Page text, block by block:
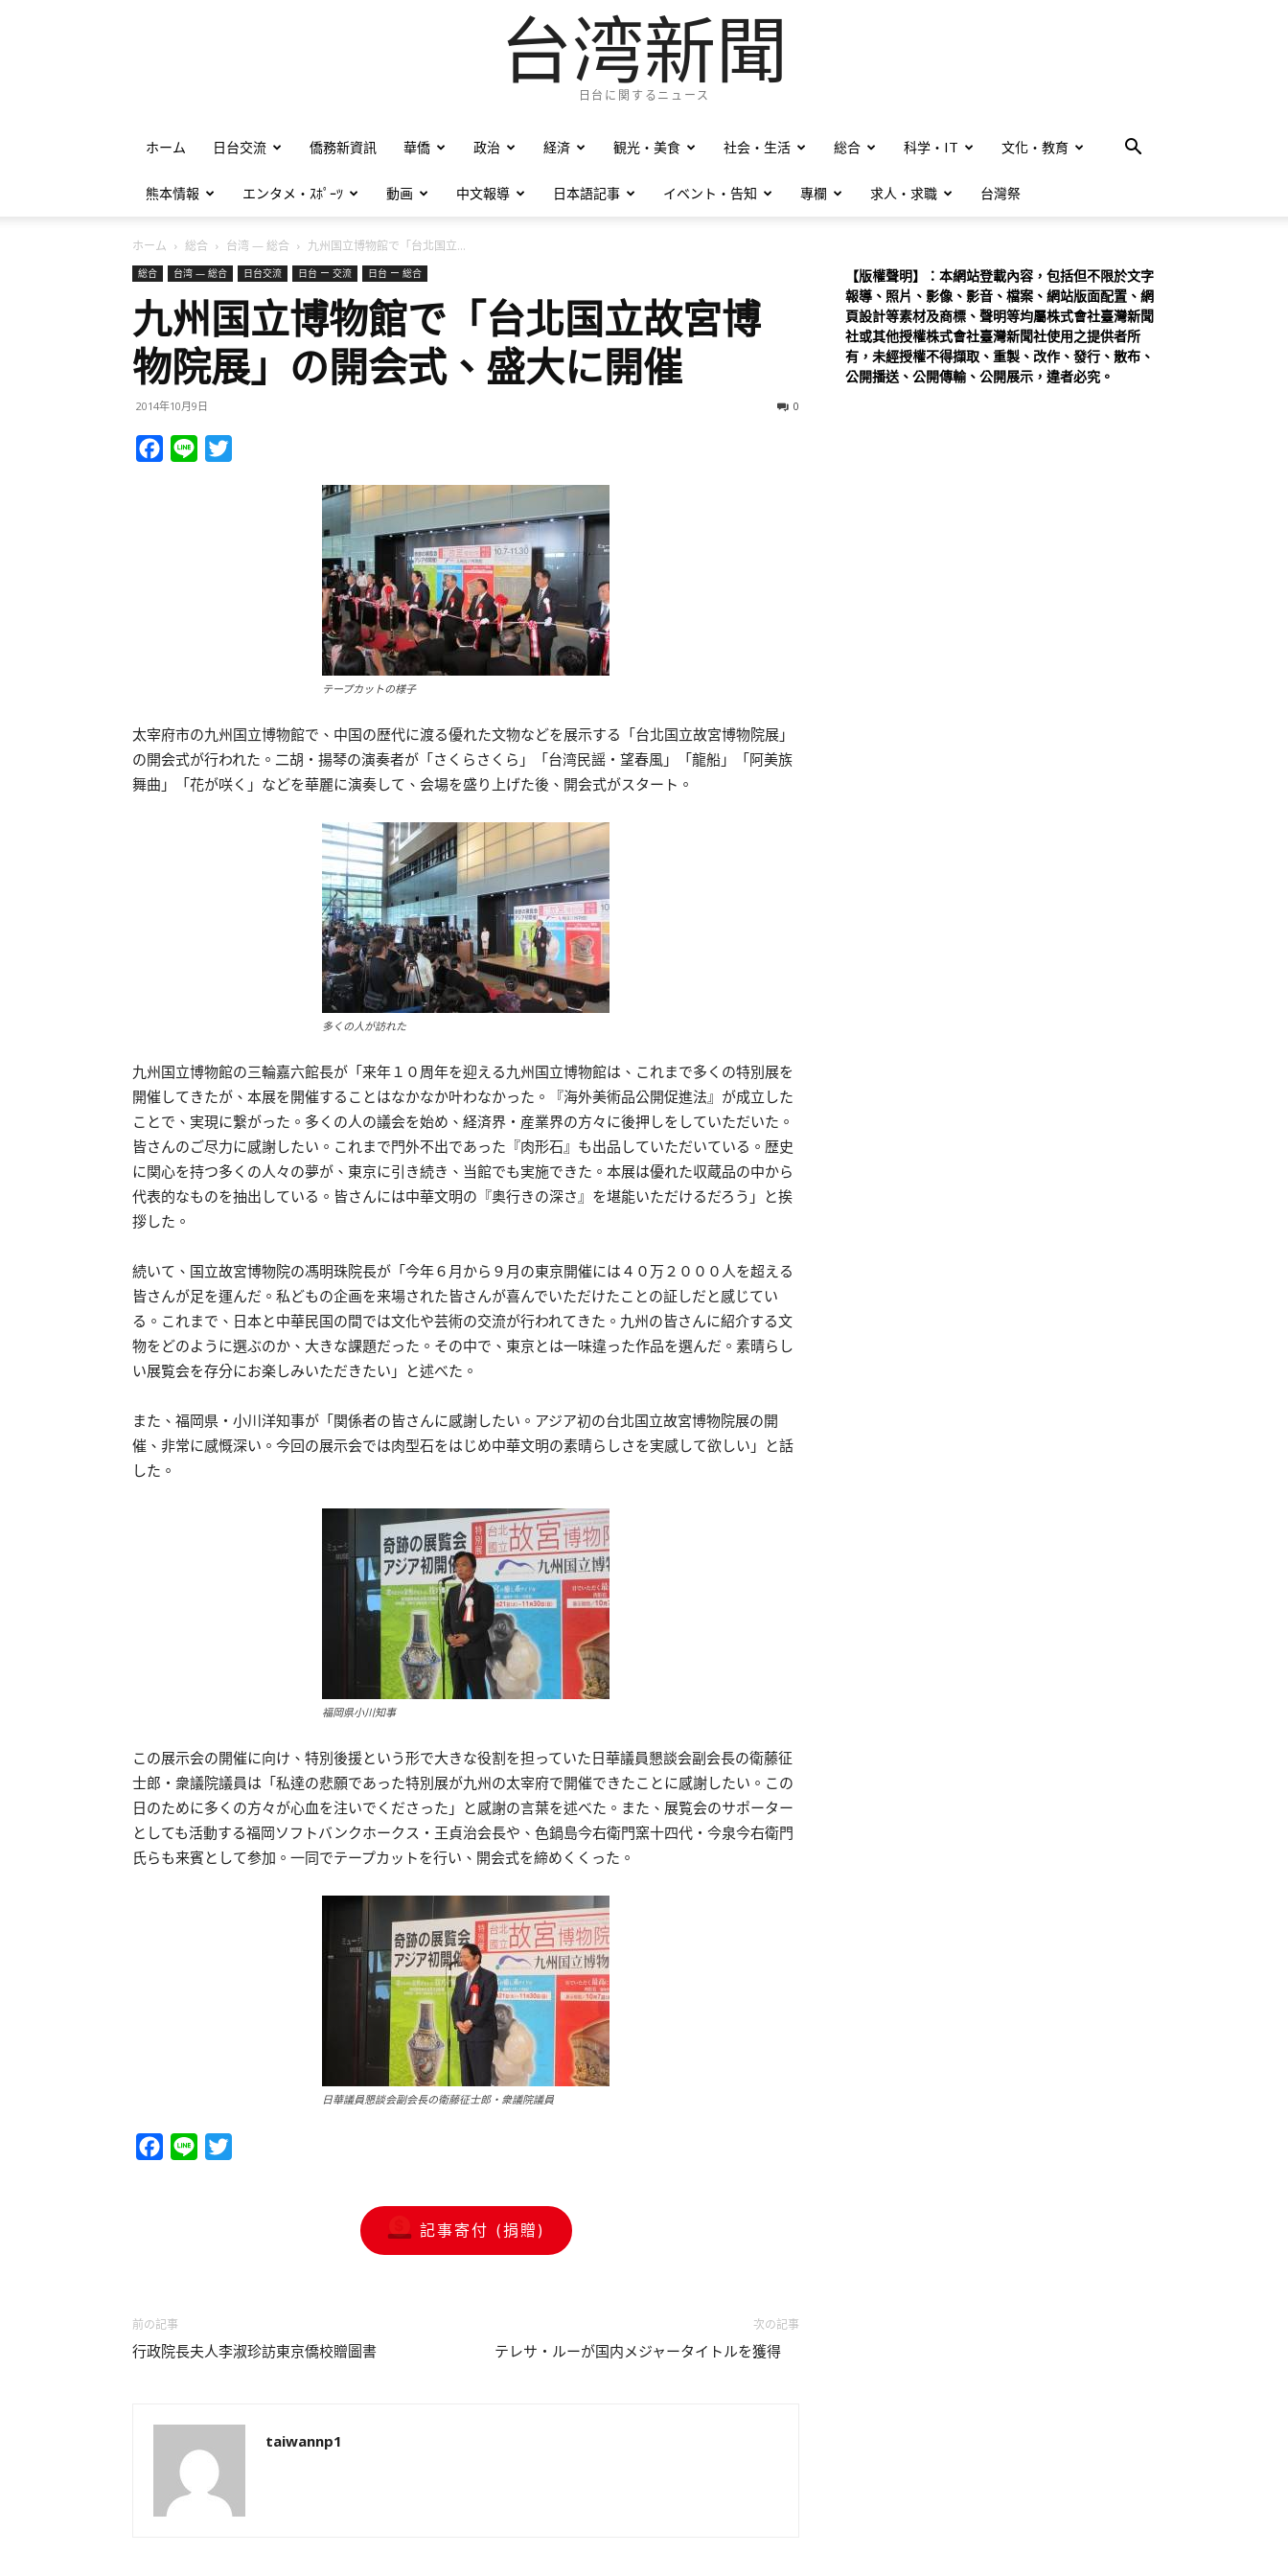
台湾新聞
日台に関するニュース
ホーム 日台交流 僑務新資訊 華僑 政治 経済 観光・美食 社会・生活 総合 科学・IT 文化・教育
熊本情報 エンタメ・ｽﾎﾟｰﾂ 動画 中文報導 日本語記事 イベント・告知 專欄 求人・求職 台灣祭
ホーム 総合 台湾 — 総合 九州国立博物館で「台北国立...
総合 台湾 — 総合 日台交流 日台 ー 交流 日台 ー 総合
九州国立博物館で「台北国立故宮博
物院展」の開会式、盛大に開催
2014年10月9日 0
Facebook
Line
テープカットの様子
太宰府市の九州国立博物館で、中国の歴代に渡る優れた文物などを展示する「台北国立故宮博物院展」
の開会式が行われた。二胡・揚琴の演奏者が「さくらさくら」「台湾民謡・望春風」「龍船」「阿美族
舞曲」「花が咲く」などを華麗に演奏して、会場を盛り上げた後、開会式がスタート。
多くの人が訪れた
九州国立博物館の三輪嘉六館長が「来年１０周年を迎える九州国立博物館は、これまで多くの特別展を
開催してきたが、本展を開催することはなかなか叶わなかった。『海外美術品公開促進法』が成立した
ことで、実現に繋がった。多くの人の議会を始め、経済界・産業界の方々に後押しをしていただいた。
皆さんのご尽力に感謝したい。これまで門外不出であった『肉形石』も出品していただいている。歴史
に関心を持つ多くの人々の夢が、東京に引き続き、当館でも実施できた。本展は優れた収蔵品の中から
代表的なものを抽出している。皆さんには中華文明の『奥行きの深さ』を堪能いただけるだろう」と挨
拶した。
続いて、国立故宮博物院の馮明珠院長が「今年６月から９月の東京開催には４０万２０００人を超える
皆さんが足を運んだ。私どもの企画を来場された皆さんが喜んでいただけたことの証しだと感じてい
る。これまで、日本と中華民国の間では文化や芸術の交流が行われてきた。九州の皆さんに紹介する文
物をどのように選ぶのか、大きな課題だった。その中で、東京とは一味違った作品を選んだ。素晴らし
い展覧会を存分にお楽しみいただきたい」と述べた。
また、福岡県・小川洋知事が「関係者の皆さんに感謝したい。アジア初の台北国立故宮博物院展の開
催、非常に感慨深い。今回の展示会では肉型石をはじめ中華文明の素晴らしさを実感して欲しい」と話
した。
福岡県小川知事
この展示会の開催に向け、特別後援という形で大きな役割を担っていた日華議員懇談会副会長の衛藤征
士郎・衆議院議員は「私達の悲願であった特別展が九州の太宰府で開催できたことに感謝したい。この
日のために多くの方々が心血を注いでくださった」と感謝の言葉を述べた。また、展覧会のサポーター
としても活動する福岡ソフトバンクホークス・王貞治会長や、色鍋島今右衛門窯十四代・今泉今右衛門
氏らも来賓として参加。一同でテープカットを行い、開会式を締めくくった。
日華議員懇談会副会長の衛藤征士郎・衆議院議員
Facebook
Line
記事寄付 (捐贈)
前の記事
行政院長夫人李淑珍訪東京僑校贈圖書
次の記事
テレサ・ルーが国内メジャータイトルを獲得
taiwannp1
【版權聲明】：本網站登載內容，包括但不限於文字
報導、照片、影像、影音、檔案、網站版面配置、網
頁設計等素材及商標、聲明等均屬株式會社臺灣新聞
社或其他授權株式會社臺灣新聞社使用之提供者所
有，未經授權不得擷取、重製、改作、發行、散布、
公開播送、公開傳輸、公開展示，違者必究。